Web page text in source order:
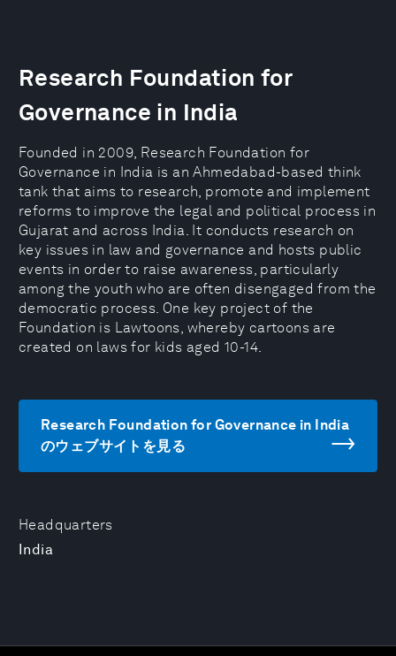
Headquarters
India
Research Foundation for
Governance in India
Founded in 2009, Research Foundation for
Governance in India is an Ahmedabad-based think
tank that aims to research, promote and implement
reforms to improve the legal and political process in
Gujarat and across India. It conducts research on
key issues in law and governance and hosts public
events in order to raise awareness, particularly
among the youth who are often disengaged from the
democratic process. One key project of the
Foundation is Lawtoons, whereby cartoons are
created on laws for kids aged 10-14.
Research Foundation for Governance in India
のウェブサイトを見る